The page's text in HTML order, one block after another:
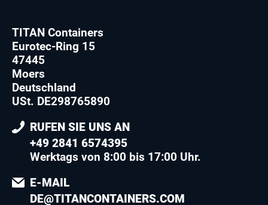
TITAN Containers
Eurotec-Ring 15
47445
Moers
Deutschland
USt. DE298765890
RUFEN SIE UNS AN
+49 2841 6574395
Werktags von 8:00 bis 17:00 Uhr.
E-MAIL
DE@TITANCONTAINERS.COM